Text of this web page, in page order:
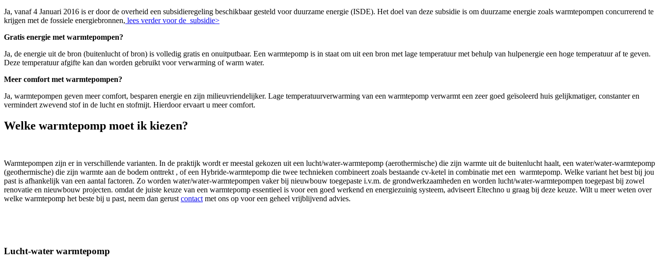
Ja, vanaf 4 Januari 2016 is er door de overheid een subsidieregeling beschikbaar gesteld voor duurzame energie (ISDE). Het doel van deze subsidie is om duurzame energie zoals warmtepompen concurrerend te
krijgen met de fossiele energiebronnen, lees verder voor de subsidie>
Gratis energie met warmtepompen?
Ja, de energie uit de bron (buitenlucht of bron) is volledig gratis en onuitputbaar. Een warmtepomp is in staat om uit een bron met lage temperatuur met behulp van hulpenergie een hoge temperatuur af te geven.
Deze temperatuur afgifte kan dan worden gebruikt voor verwarming of warm water.
Meer comfort met warmtepompen?
Ja, warmtepompen geven meer comfort, besparen energie en zijn milieuvriendelijker. Lage temperatuurverwarming van een warmtepomp verwarmt een zeer goed geïsoleerd huis gelijkmatiger, constanter en
vermindert zwevend stof in de lucht en stofmijt. Hierdoor ervaart u meer comfort.
Welke warmtepomp moet ik kiezen?
Warmtepompen zijn er in verschillende varianten. In de praktijk wordt er meestal gekozen uit een lucht/water-warmtepomp (aerothermische) die zijn warmte uit de buitenlucht haalt, een water/water-warmtepomp
(geothermische) die zijn warmte aan de bodem onttrekt , of een Hybride-warmtepomp die twee technieken combineert zoals bestaande cv-ketel in combinatie met een warmtepomp. Welke variant het best bij jou
past is afhankelijk van een aantal factoren. Zo worden water/water-warmtepompen vaker bij nieuwbouw toegepaste i.v.m. de grondwerkzaamheden en worden lucht/water-warmtepompen toegepast bij zowel
renovatie en nieuwbouw projecten. omdat de juiste keuze van een warmtepomp essentieel is voor een goed werkend en energiezuinig systeem, adviseert Eltechno u graag bij deze keuze. Wilt u meer weten over
welke warmtepomp het beste bij u past, neem dan gerust contact met ons op voor een geheel vrijblijvend advies.
Lucht-water warmtepomp